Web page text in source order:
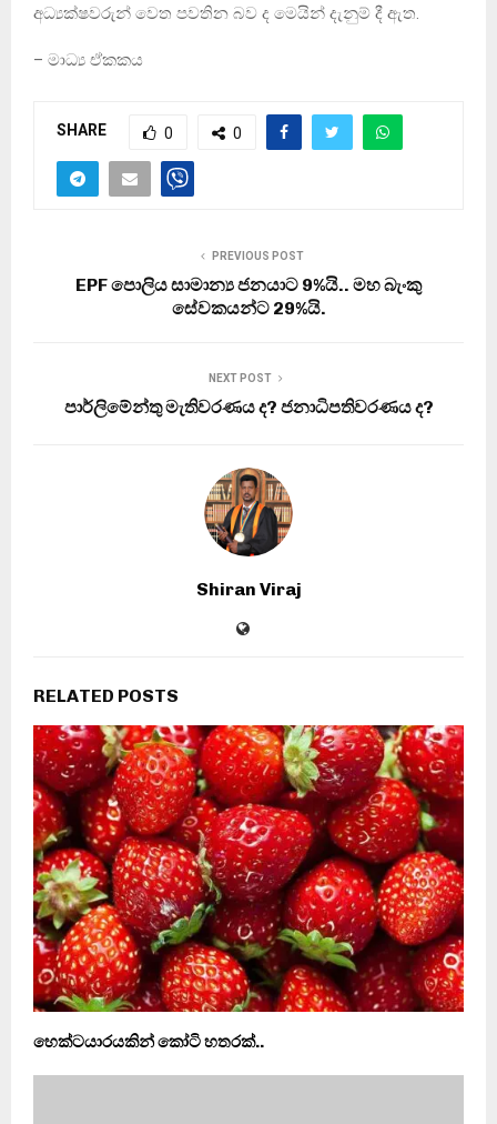
අධ්‍යක්ෂවරුන් වෙත පවතින බව ද මෙයින් දැනුම් දී ඇත.
– මාධ්‍ය ඒකකය
SHARE 0 0
PREVIOUS POST
EPF පොලිය සාමාන්‍ය ජනයාට 9%යි.. මහ බැංකු
සේවකයන්ට 29%යි.
NEXT POST
පාර්ලිමේන්තු මැතිවරණය ද? ජනාධිපතිවරණය ද?
Shiran Viraj
RELATED POSTS
හෙක්ටයාරයකින් කෝටි හතරක්..